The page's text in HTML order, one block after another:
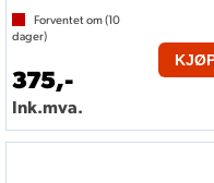
Forventet om (10
dager)
375,-
Ink.mva.